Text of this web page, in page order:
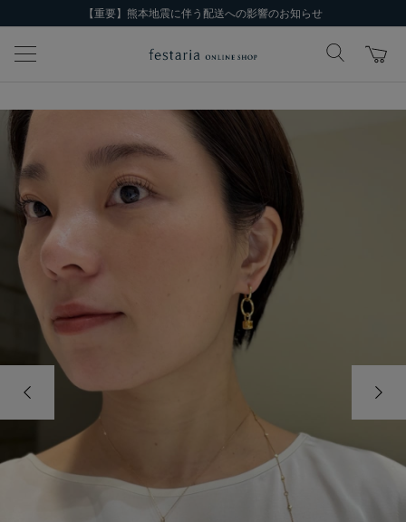
【重要】熊本地震に伴う配送への影響のお知らせ
前の画像